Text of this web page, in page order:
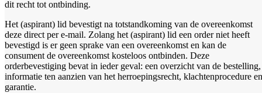
dit recht tot ontbinding.
Het (aspirant) lid bevestigt na totstandkoming van de overeenkomst
deze direct per e-mail. Zolang het (aspirant) lid een order niet heeft
bevestigd is er geen sprake van een overeenkomst en kan de
consument de overeenkomst kosteloos ontbinden. Deze
orderbevestiging bevat in ieder geval: een overzicht van de bestelling,
informatie ten aanzien van het herroepingsrecht, klachtenprocedure en
garantie.